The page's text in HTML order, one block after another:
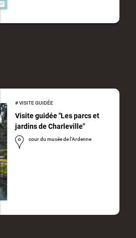
#VISITE GUIDÉE
Visite guidée "Les parcs et
jardins de Charleville"
cour du musée de l'Ardenne